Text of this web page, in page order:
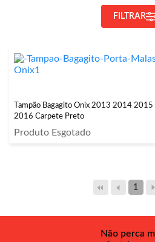
FILTRAR
Tampão Bagagito Onix 2013 2014 2015
2016 Carpete Preto
Produto Esgotado
1
Não perca